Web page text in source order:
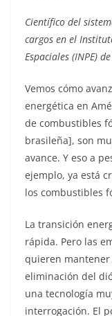
Científico del
cargos en el
Espaciales (INPE)
Vemos cómo
energética en
de combustibles
brasileña], son
avance. Y eso a
ejemplo, ya está
los combustibles
La transición
rápida. Pero las
quieren
eliminación del
una tecnología
interrogación. El